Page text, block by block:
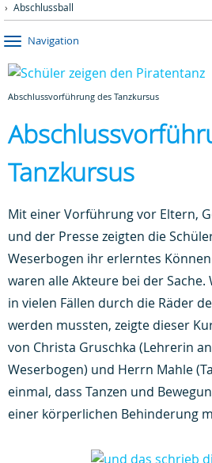
Abschlussball
Navigation
Abschlussvorführung des Tanzkursus
Tanzkursus
Mit einer Vorführung vor Eltern,
und der Presse zeigten die
Weserbogen ihr erlerntes
waren alle Akteure bei der Sache.
in vielen Fällen durch die Räder
werden mussten, zeigte dieser
von Christa Gruschka (Lehrerin
Weserbogen) und Herrn Mahle
einmal, dass Tanzen und
einer körperlichen Behinderung